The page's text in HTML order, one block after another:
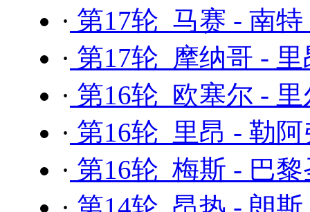
· 第17轮 马赛 - 南特
· 第17轮 摩纳哥 -
· 第16轮 欧塞尔 -
· 第16轮 里昂 - 勒
· 第16轮 梅斯 - 巴